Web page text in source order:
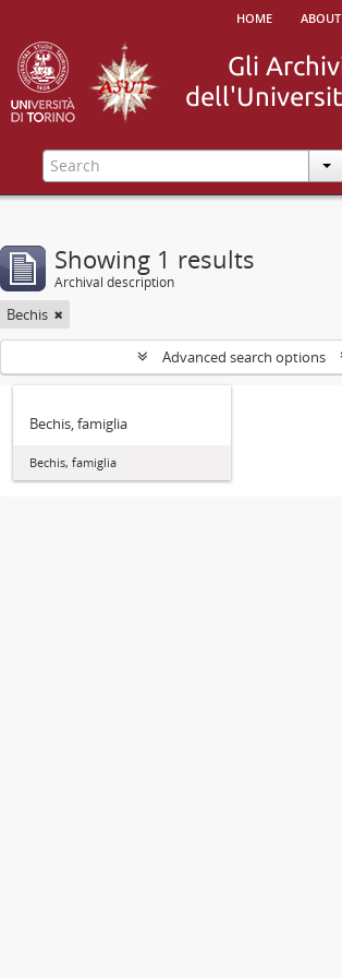
home about
Showing 1 results
Archival description
Bechis
Advanced search options
Bechis, famiglia
Bechis, famiglia